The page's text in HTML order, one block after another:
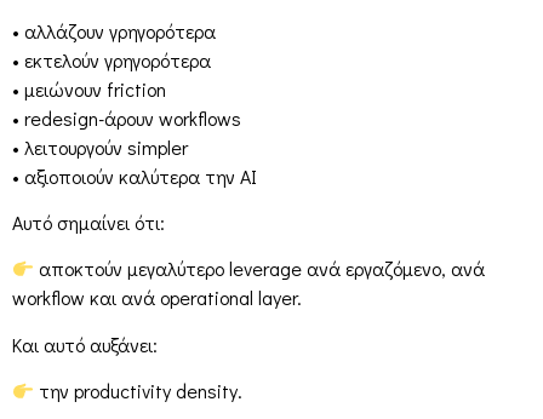
• αλλάζουν γρηγορότερα
• εκτελούν γρηγορότερα
• μειώνουν friction
• redesign-άρουν workflows
• λειτουργούν simpler
• αξιοποιούν καλύτερα την AI
Αυτό σημαίνει ότι:
αποκτούν μεγαλύτερο leverage ανά εργαζόμενο, ανά
workflow και ανά operational layer.
Και αυτό αυξάνει:
την productivity density.